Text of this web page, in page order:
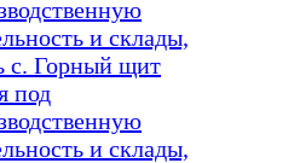
и склады,
с. Горный щит
под
и склады,